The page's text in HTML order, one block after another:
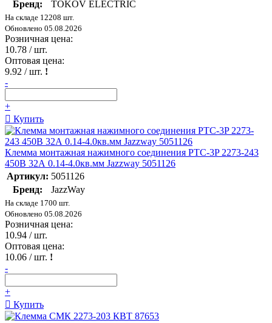
Бренд:
TOKOV ELECTRIC
На складе 12208 шт.
Обновлено 05.08.2026
Розничная цена:
10.78 / шт.
Оптовая цена:
9.92 / шт. !
-
+
Купить
Клемма монтажная нажимного соединения PTC-3P 2273-243
450В 32А 0.14-4.0кв.мм Jazzway 5051126
Артикул: 5051126
Бренд:
JazzWay
На складе 1700 шт.
Обновлено 05.08.2026
Розничная цена:
10.94 / шт.
Оптовая цена:
10.06 / шт. !
-
+
Купить